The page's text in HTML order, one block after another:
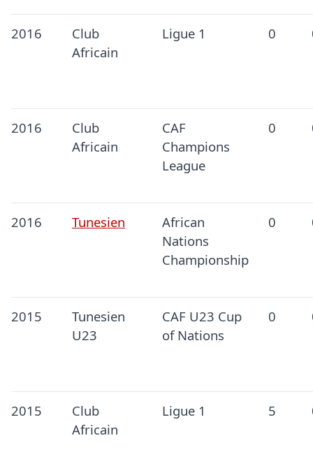
2016
Club
Africain
Ligue 1 0
2016
Club
Africain
CAF
Champions
League
0
2016 Tunesien
African
Nations
Championship
0
2015
Tunesien
U23
CAF U23 Cup
of Nations
0
2015
Club
Africain
Ligue 1 5